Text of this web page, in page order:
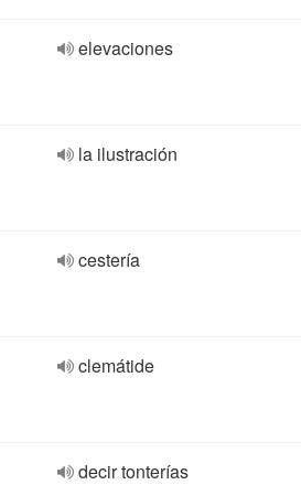
elevaciones
la ilustración
cestería
clemátide
decir tonterías